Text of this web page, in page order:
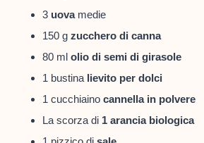
3 uovamedie
150 g zucchero di canna
80 ml olio di semi di girasole
1 bustina lievito per dolci
1 cucchiaino cannella in polvere
La scorza di 1 arancia biologica